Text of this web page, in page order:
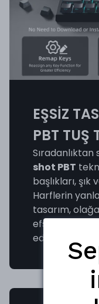
EŞSİZ
PBT TUŞ
Sıradanlıktan
shot PBT
başlıkları,
Harflerin
tasarım,
efsanelerin
eder.